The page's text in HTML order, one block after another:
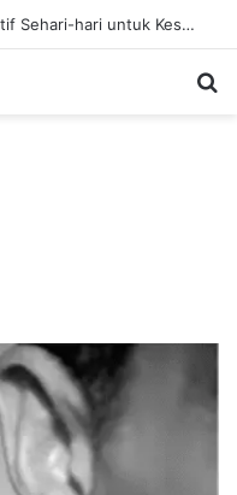
Mengatasi Dampak Pikiran Negatif Sehari-hari untuk Kesehatan Mental yang Lebih Baik